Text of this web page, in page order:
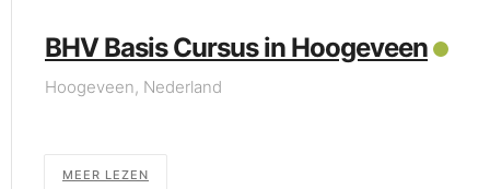
BHV Basis Cursus in Hoogeveen
Hoogeveen, Nederland
MEER LEZEN